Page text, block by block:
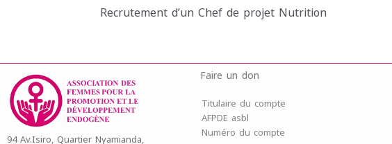
Recrutement d’un Chef de projet Nutrition
94 Av.Isiro, Quartier Nyamianda,
Faire un don
Titulaire du compte
AFPDE asbl
Numéro du compte